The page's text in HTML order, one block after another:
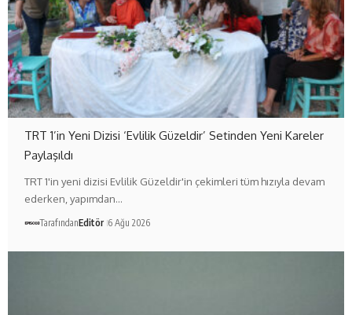
TRT 1’in Yeni Dizisi ‘Evlilik Güzeldir’ Setinden Yeni Kareler
Paylaşıldı
TRT 1'in yeni dizisi Evlilik Güzeldir'in çekimleri tüm hızıyla devam
ederken, yapımdan…
TarafındanEditör 6 Ağu 2026